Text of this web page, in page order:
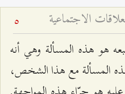
الاجتماعية 5
هو هذه المسألة وهي أنه
المسألة مع هذا الشخص،